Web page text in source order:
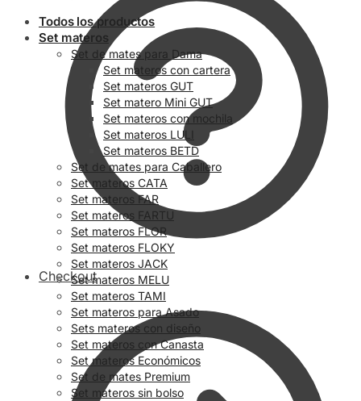
Checkout
Todos los productos
Set materos
Set de mates para Dama
Set materos con cartera
Set materos GUT
Set matero Mini GUT
Set materos con mochila
Set materos LULI
Set materos BETD
Set de mates para Caballero
Set materos CATA
Set materos FAR
Set materos FARTU
Set materos FLOR
Set materos FLOKY
Set materos JACK
Set materos MELU
Set materos TAMI
Set materos para Asado
Sets materos con diseño
Set materos con Canasta
Set materos Económicos
Set de mates Premium
Set materos sin bolso